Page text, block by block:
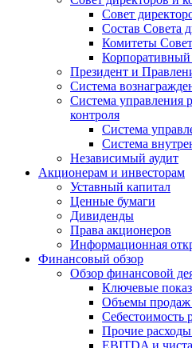
Совет
Состав Совета
Комитеты
Корпоративный
Президент и
Система
Система управления
контроля
Система
Система
Независимый аудит
Акционерам и инвесторам
Уставный капитал
Ценные бумаги
Дивиденды
Права акционеров
Информационная
Финансовый обзор
Обзор финансовой
Ключевые
Объемы продаж
Себестоимость
Прочие
EBITDA и